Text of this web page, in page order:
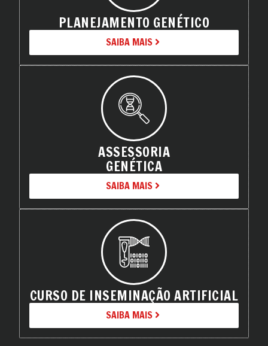
PLANEJAMENTO GENÉTICO
SAIBA MAIS
ASSESSORIA
GENÉTICA
SAIBA MAIS
CURSO DE INSEMINAÇÃO ARTIFICIAL
SAIBA MAIS